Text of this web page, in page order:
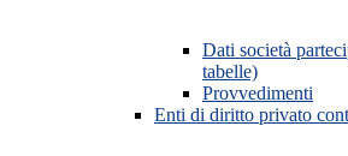
Dati società
tabelle)
Provvedimenti
Enti di diritto privato